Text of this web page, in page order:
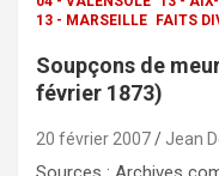
13 - MARSEILLE FAITS
Soupçons de
février 1873)
20 février 2007 Jean